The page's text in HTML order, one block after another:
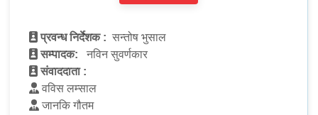
प्रवन्ध निर्देशक : सन्तोष भुसाल
सम्पादक:
नविन सुवर्णकार
संवाददाता :
वविस लम्साल
जानकि गौतम